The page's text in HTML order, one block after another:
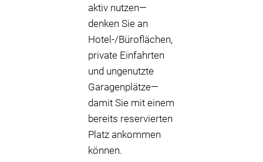
aktiv nutzen—
denken Sie an
Hotel-/Büroflächen,
private Einfahrten
und ungenutzte
Garagenplätze—
damit Sie mit einem
bereits reservierten
Platz ankommen
können.